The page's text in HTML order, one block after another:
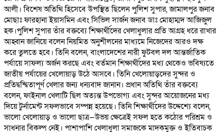
আলী। বিশেষ অতিথি হিসেবে উপস্থিত ছিলেন পুলিশ সুপার, জামালপুর জনাব
মোছাঃ ফারহানা ইয়াসমিন এবং সিভিল সার্জন জনাব ডাঃ মোহাম্মদ আজিজুল
হক।পুলিশ সুপার তাঁর বক্তব্যে শিক্ষার্থীদের খেলাধুলার প্রতি আগ্রহ ধরে রাখার
আহ্বান জানিয়ে বলেন নিয়মিত অনুশীলনের মাধ্যমে নিজেদের আরও দক্ষ
করে তুলতে হবে। তিনি বলেন, বাংলাদেশের নারী ফুটবল দল আন্তর্জাতিক
পর্যায়ে সাফল্য অর্জন করছে এবং বর্তমান শিক্ষার্থীদের মধ্য থেকেও ভবিষ্যতে
জাতীয় পর্যায়ের খেলোয়াড় উঠে আসবে। তিনি খেলোয়াড়দের সুন্দর ও
প্রতিদ্বন্দ্বিতাপূর্ণ খেলার জন্য ধন্যবাদ জানান। প্রধান অতিথি তাঁর বক্তব্যে
বলেন, ফাইনাল খেলাটি ছিল অত্যন্ত উপভোগ্য এবং সুন্দর আয়োজনের মধ্য
দিয়ে টুর্নামেন্ট সফলভাবে সম্পন্ন হয়েছে। তিনি শিক্ষার্থীদের উদ্দেশ্যে বলেন,
ভালো খেলোয়াড় ও ভালো ছাত্র—উভয় ক্ষেত্রেই সফল হতে কঠোর পরিশ্রম ও
সাধনার বিকল্প নেই। পাশাপাশি খেলাধুলা সমাজকে মাদকমুক্ত ও ইতিবাচক